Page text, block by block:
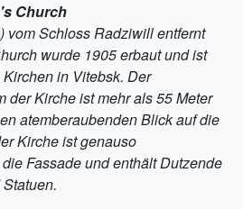
Church
vom Schloss Radziwill entfernt
wurde 1905 erbaut und ist
in Vitebsk. Der
der Kirche ist mehr als 55 Meter
atemberaubenden Blick auf die
Kirche ist genauso
Fassade und enthält Dutzende